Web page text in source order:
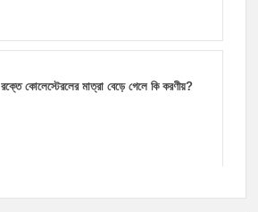
রক্তে কোলেস্টেরলের মাত্রা বেড়ে গেলে কি করণীয়?